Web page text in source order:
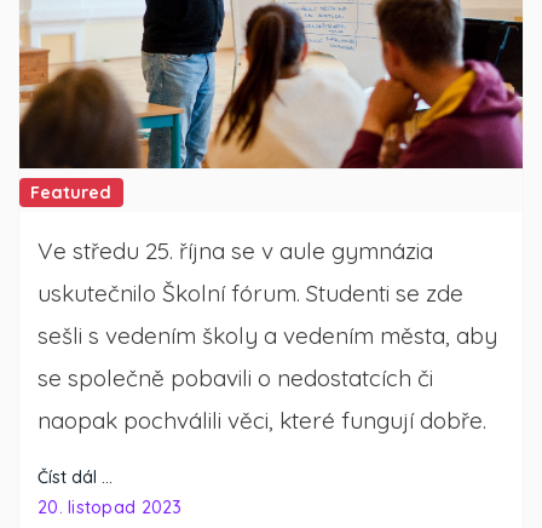
Featured
20. listopad 2023
Ve středu 25. října se v aule gymnázia
uskutečnilo Školní fórum. Studenti se zde
sešli s vedením školy a vedením města, aby
se společně pobavili o nedostatcích či
naopak pochválili věci, které fungují dobře.
Číst dál …